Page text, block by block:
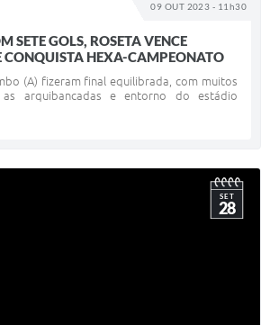
09 OUT 2023 - 11h30
SETE GOLS, ROSETA VENCE
CONQUISTA HEXA-CAMPEONATO
(A) fizeram final equilibrada, com muitos
arquibancadas e entorno do estádio
SET
28